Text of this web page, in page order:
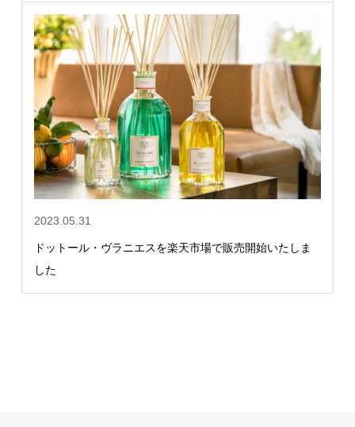
2023.05.31
ドットール・ヴラニエスを楽天市場で販売開始いたしま
した